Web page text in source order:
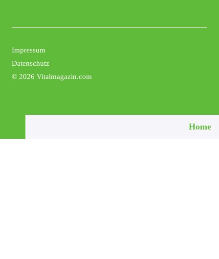
© 2026 Vitalmagazin.com
Impressum
Datenschutz
Schließen
Home